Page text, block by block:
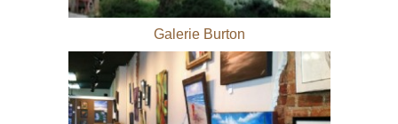
Galerie Burton